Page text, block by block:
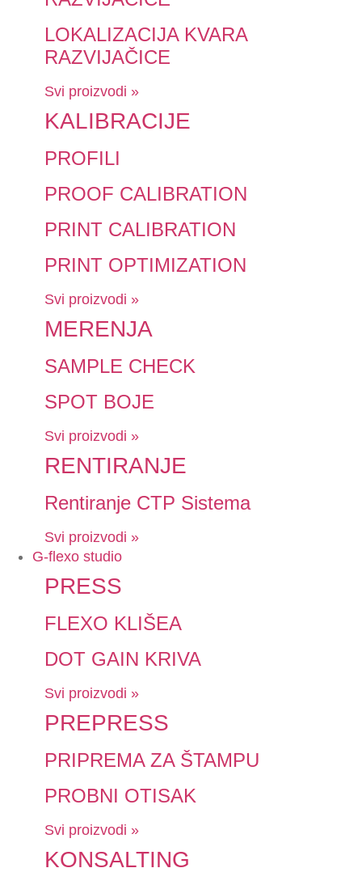
LOKALIZACIJA KVARA
RAZVIJAČICE
Svi proizvodi »
KALIBRACIJE
PROFILI
PROOF CALIBRATION
PRINT CALIBRATION
PRINT OPTIMIZATION
Svi proizvodi »
MERENJA
SAMPLE CHECK
SPOT BOJE
Svi proizvodi »
RENTIRANJE
Rentiranje CTP Sistema
Svi proizvodi »
G-flexo studio
PRESS
FLEXO KLIŠEA
DOT GAIN KRIVA
Svi proizvodi »
PREPRESS
PRIPREMA ZA ŠTAMPU
PROBNI OTISAK
Svi proizvodi »
KONSALTING